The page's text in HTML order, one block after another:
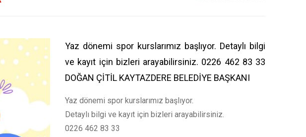
Yaz dönemi spor kurslarımız başlıyor. Detaylı bilgi
ve kayıt için bizleri arayabilirsiniz. 0226 462 83 33
DOĞAN ÇİTİL KAYTAZDERE BELEDİYE BAŞKANI
Yaz dönemi spor kurslarımız başlıyor.
Detaylı bilgi ve kayıt için bizleri arayabilirsiniz.
0226 462 83 33